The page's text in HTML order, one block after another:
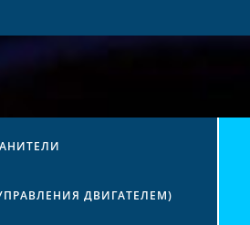
ДВИГАТЕЛЕМ)